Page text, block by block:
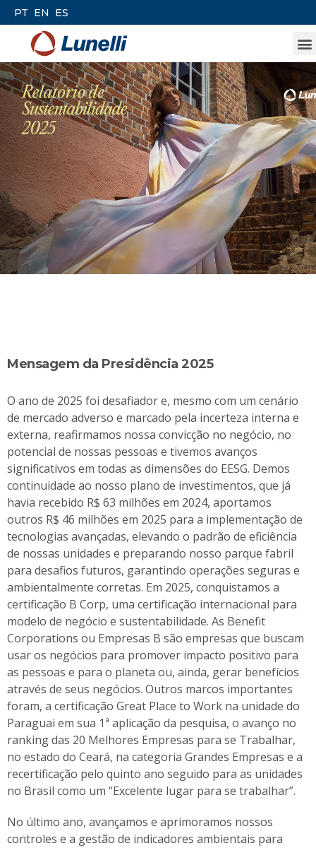
PT EN ES
Mensagem da Presidência 2025
O ano de 2025 foi desafiador e, mesmo com um cenário
de mercado adverso e marcado pela incerteza interna e
externa, reafirmamos nossa convicção no negócio, no
potencial de nossas pessoas e tivemos avanços
significativos em todas as dimensões do EESG. Demos
continuidade ao nosso plano de investimentos, que já
havia recebido R$ 63 milhões em 2024, aportamos
outros R$ 46 milhões em 2025 para a implementação de
tecnologias avançadas, elevando o padrão de eficiência
de nossas unidades e preparando nosso parque fabril
para desafios futuros, garantindo operações seguras e
ambientalmente corretas. Em 2025, conquistamos a
certificação B Corp, uma certificação internacional para
modelo de negócio e sustentabilidade. As Benefit
Corporations ou Empresas B são empresas que buscam
usar os negócios para promover impacto positivo para
as pessoas e para o planeta ou, ainda, gerar benefícios
através de seus negócios. Outros marcos importantes
foram, a certificação Great Place to Work na unidade do
Paraguai em sua 1ª aplicação da pesquisa, o avanço no
ranking das 20 Melhores Empresas para se Trabalhar,
no estado do Ceará, na categoria Grandes Empresas e a
recertificação pelo quinto ano seguido para as unidades
no Brasil como um “Excelente lugar para se trabalhar”.
No último ano, avançamos e aprimoramos nossos
controles e a gestão de indicadores ambientais para